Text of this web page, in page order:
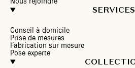
SERVICES
Conseil à domicile
Prise de mesures
Fabrication sur mesure
Pose experte